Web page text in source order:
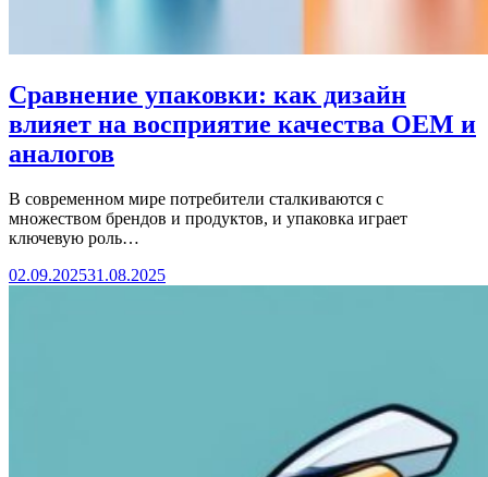
Сравнение упаковки: как дизайн
влияет на восприятие качества OEM и
аналогов
В современном мире потребители сталкиваются с
множеством брендов и продуктов, и упаковка играет
ключевую роль…
02.09.202531.08.2025